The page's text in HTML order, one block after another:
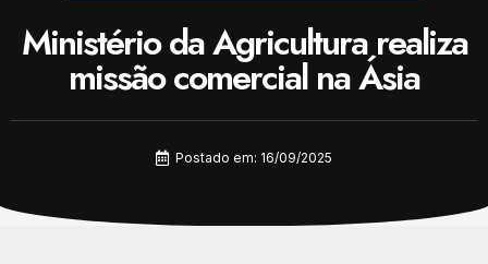
Ministério da Agricultura realiza
missão comercial na Ásia
Postado em: 16/09/2025